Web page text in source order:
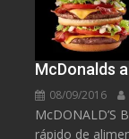
McDonalds
08/09/2016
McDONALD’S
rápido de